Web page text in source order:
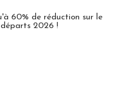
60% de réduction sur le
2026 !